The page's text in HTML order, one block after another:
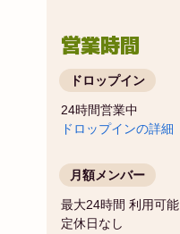
営業時間
ドロップイン
24時間営業中
ドロップインの詳細
月額メンバー
最大24時間 利用可能
定休日なし